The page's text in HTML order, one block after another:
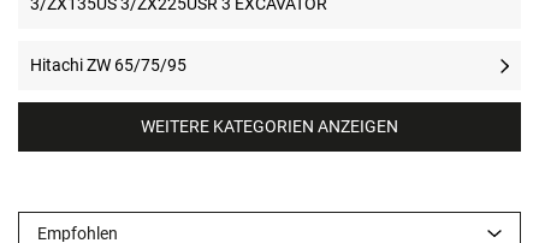
Hitachi ZW 65/75/95
WEITERE KATEGORIEN ANZEIGEN